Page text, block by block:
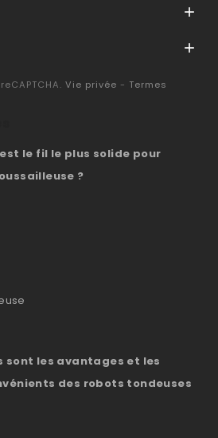


Vie privée - Termes
le fil le plus solide pour
?
sont les avantages et les
des robots tondeuses